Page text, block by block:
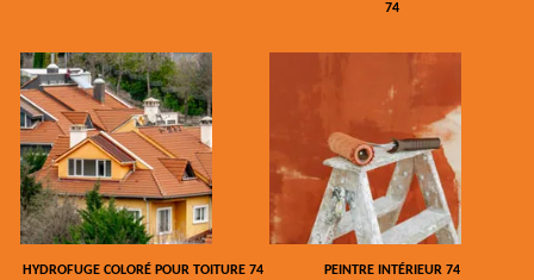
74
HYDROFUGE COLORÉ POUR TOITURE 74 PEINTRE INTÉRIEUR 74